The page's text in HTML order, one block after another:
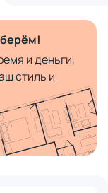
и деньги,
стиль и